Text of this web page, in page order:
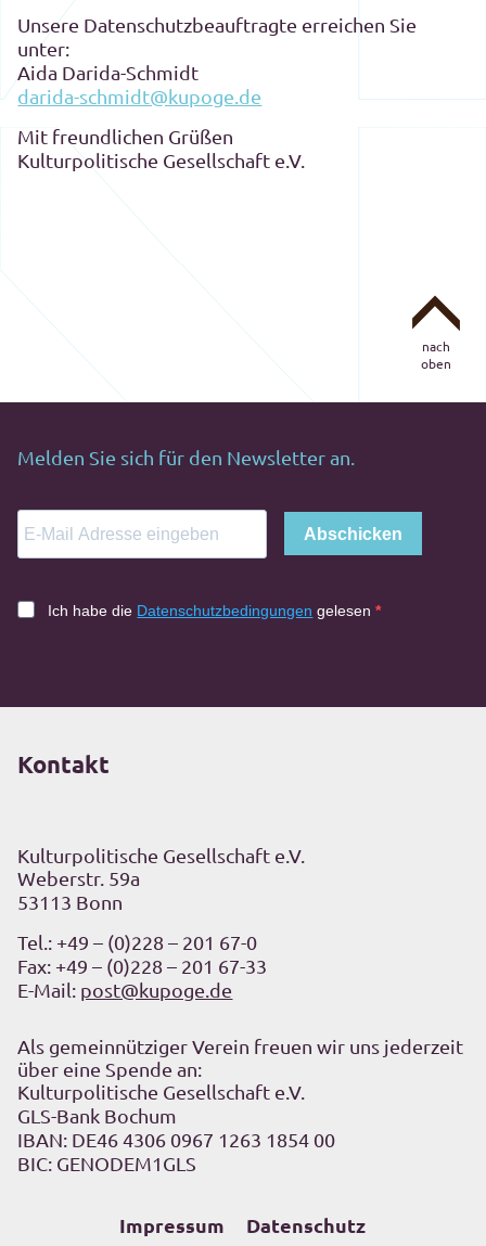
Unsere Datenschutzbeauftragte erreichen Sie
unter:
Aida Darida-Schmidt
darida-schmidt@kupoge.de
Mit freundlichen Grüßen
Kulturpolitische Gesellschaft e.V.
nach
oben
Melden Sie sich für den Newsletter an.
Abschicken
Ich habe die Datenschutzbedingungen gelesen
Kontakt
Kulturpolitische Gesellschaft e.V.
Weberstr. 59a
53113 Bonn
Tel.: +49 – (0)228 – 201 67-0
Fax: +49 – (0)228 – 201 67-33
E-Mail: post@kupoge.de
Als gemeinnütziger Verein freuen wir uns jederzeit
über eine Spende an:
Kulturpolitische Gesellschaft e.V.
GLS-Bank Bochum
IBAN: DE46 4306 0967 1263 1854 00
BIC: GENODEM1GLS
Impressum Datenschutz